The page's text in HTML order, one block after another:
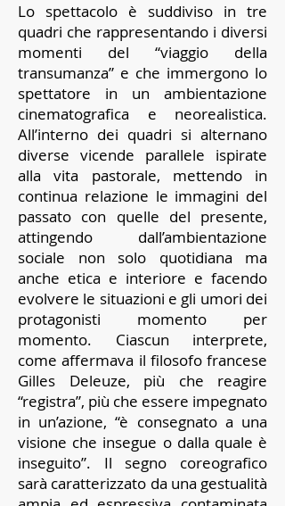
Lo spettacolo è suddiviso in tre
quadri che rappresentando i diversi
momenti del “viaggio della
transumanza” e che immergono lo
spettatore in un ambientazione
cinematografica e neorealistica.
All’interno dei quadri si alternano
diverse vicende parallele ispirate
alla vita pastorale, mettendo in
continua relazione le immagini del
passato con quelle del presente,
attingendo dall’ambientazione
sociale non solo quotidiana ma
anche etica e interiore e facendo
evolvere le situazioni e gli umori dei
protagonisti momento per
momento. Ciascun interprete,
come affermava il filosofo francese
Gilles Deleuze, più che reagire
“registra”, più che essere impegnato
in un’azione, “è consegnato a una
visione che insegue o dalla quale è
inseguito”. Il segno coreografico
sarà caratterizzato da una gestualità